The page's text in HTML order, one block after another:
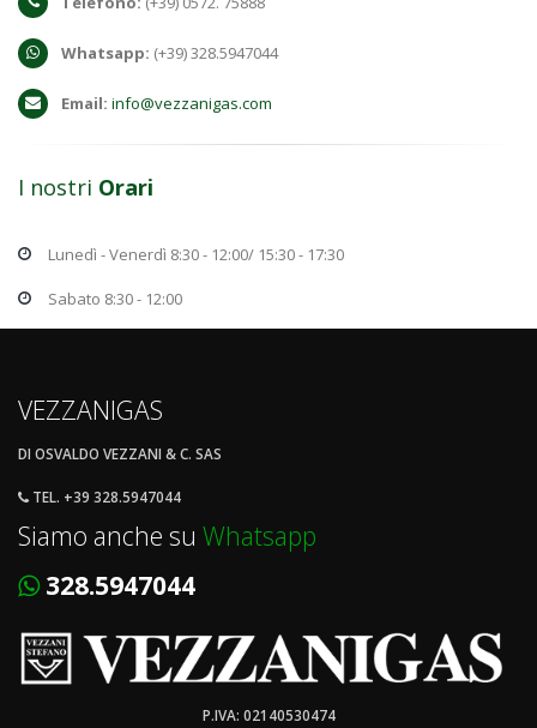
Whatsapp: (+39) 328.5947044
Email: info@vezzanigas.com
I nostri Orari
Lunedì - Venerdì 8:30 - 12:00/ 15:30 - 17:30
Sabato 8:30 - 12:00
VEZZANIGAS
DI OSVALDO VEZZANI & C. SAS
TEL. +39 328.5947044
Siamo anche su Whatsapp
328.5947044
P.IVA: 02140530474